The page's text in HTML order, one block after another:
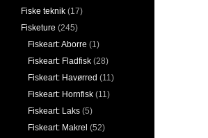
Fiske teknik (17)
Fisketure (245)
Fiskeart: Aborre (1)
Fiskeart: Fladfisk (28)
Fiskeart: Havørred (11)
Fiskeart: Hornfisk (11)
Fiskeart: Laks (5)
Fiskeart: Makrel (52)